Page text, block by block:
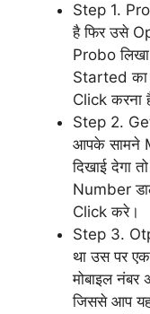
Step 1.
है फिर उसे
Probo
Started का
Click करना
Step 2.
आपके सामने
दिखाई देगा
Number
Click करे।
Step 3.
था उस पर
मोबाइल नंबर
जिससे आप